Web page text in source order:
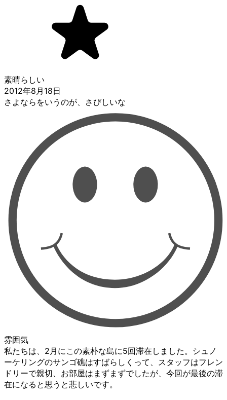
素晴らしい
2012年8月18日
さよならをいうのが、さびしいな
雰囲気
私たちは、2月にこの素朴な島に5回滞在しました。シュノ
ーケリングのサンゴ礁はすばらしくって、スタッフはフレン
ドリーで親切、お部屋はまずまずでしたが、今回が最後の滞
在になると思うと悲しいです。